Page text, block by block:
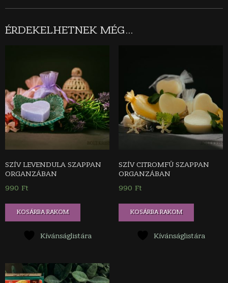
ÉRDEKELHETNEK MÉG…
SZÍV LEVENDULA SZAPPAN
ORGANZÁBAN
990 Ft
KOSÁRBA RAKOM
Kívánságlistára
SZÍV CITROMFŰ SZAPPAN
ORGANZÁBAN
990 Ft
KOSÁRBA RAKOM
Kívánságlistára